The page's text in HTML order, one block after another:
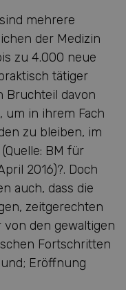
mehrere
der Medizin
zu 4.000 neue
tätiger
Bruchteil davon
um in ihrem Fach
zu bleiben, im
BM für
2016)?. Doch
auch, dass die
zeitgerechten
den gewaltigen
Fortschritten
Eröffnung